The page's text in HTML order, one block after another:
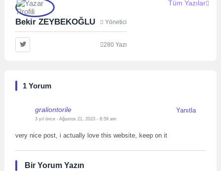
Bekir ZEYBEKOĞLU Yönetici
Tüm Yazılar
280 Yazı
1 Yorum
graliontorile
3 yıl önce- Ağustos 21, 2023 - 8:59 am
very nice post, i actually love this website, keep on it
Yanıtla
Bir Yorum Yazın